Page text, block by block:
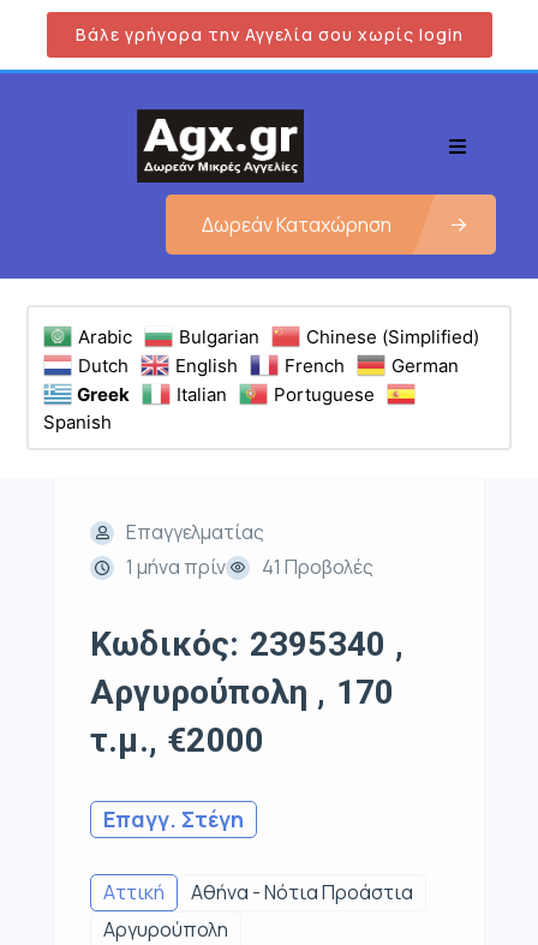
Βάλε γρήγορα την Αγγελία σου χωρίς login
Δωρεάν Καταχώρηση
Arabic Bulgarian
Chinese (Simplified)
Dutch
English French
German
Greek
Italian
Portuguese
Spanish
Επαγγελματίας
1 μήνα πρίν
41 Προβολές
Κωδικός: 2395340 ,
Αργυρούπολη , 170
τ.μ., €2000
Επαγγ. Στέγη
Αττική
Αθήνα - Νότια Προάστια
Αργυρούπολη